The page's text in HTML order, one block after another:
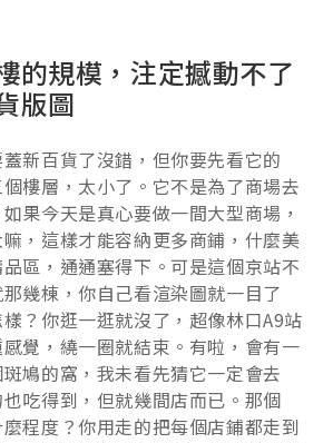
的規模，注定撼動不了
版圖
新百貨了沒錯，但你要先看它的
個樓層，太小了。它不是為了商場去
果今天是真心要做一間大型商場，
，這樣才能容納更多商鋪，什麼美
區，通通塞得下。可是這個京站不
幾棟，你自己看渲染圖就一目了
？你逛一逛就沒了，超像林口A9站
覺，繞一圈就結束。有啦，會有一
鳩的窩，我未看先猜它一定會去
吃得到，但就幾間店而已。那個
麼程度？你用走的把每個店鋪都走到